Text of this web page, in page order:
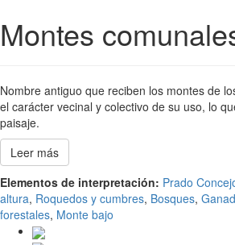
Montes
Nombre antiguo que reciben los montes de
el carácter vecinal y colectivo de su uso, lo
paisaje.
Leer más
Elementos de interpretación: Prado
altura, Roquedos y cumbres, Bosques,
forestales, Monte bajo